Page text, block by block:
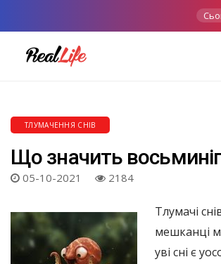
ТЛУМАЧЕННЯ СНІВ
Що значить восьминіг
05-10-2021 2184
Тлумачі
мешканці
уві сні є